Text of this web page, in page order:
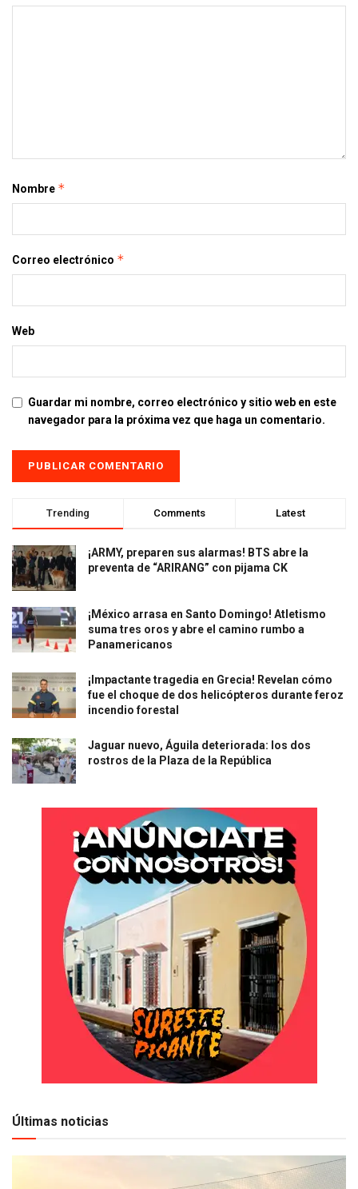
Nombre *
Correo electrónico *
Web
Guardar mi nombre, correo electrónico y sitio web en este
navegador para la próxima vez que haga un comentario.
Trending Comments Latest
¡ARMY, preparen sus alarmas! BTS abre la
preventa de “ARIRANG” con pijama CK
¡México arrasa en Santo Domingo! Atletismo
suma tres oros y abre el camino rumbo a
Panamericanos
¡Impactante tragedia en Grecia! Revelan cómo
fue el choque de dos helicópteros durante feroz
incendio forestal
Jaguar nuevo, Águila deteriorada: los dos
rostros de la Plaza de la República
Últimas noticias